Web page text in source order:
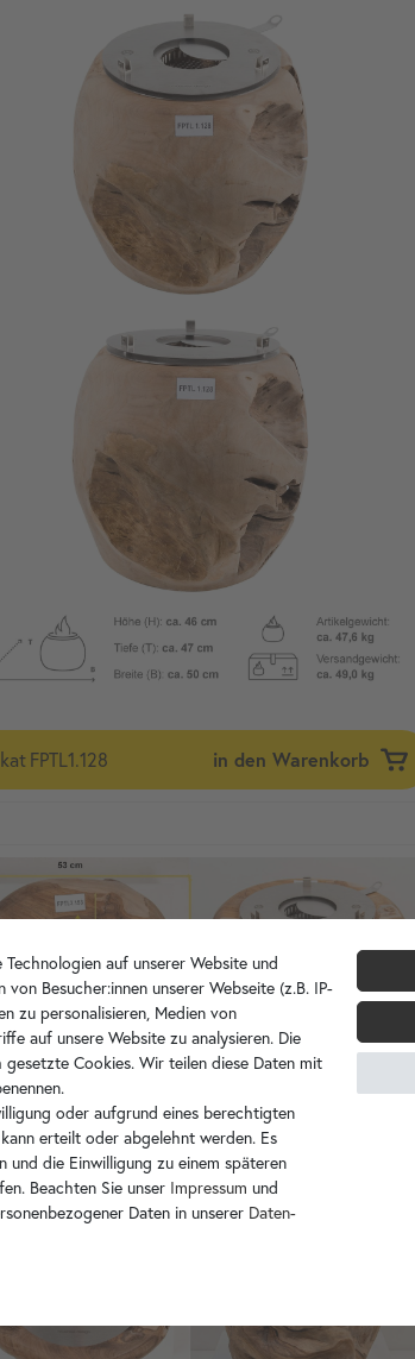
FPTL1.128 in den Warenkorb
auf unserer Website und
Besucher:innen unserer Webseite (z.B. IP-
zu personalisieren, Medien von
auf unsere Website zu analysieren. Die
Cookies. Wir teilen diese Daten mit
oder aufgrund eines berechtigten
erteilt oder abgelehnt werden. Es
die Einwilligung zu einem späteren
Beachten Sie unser Impressum und
Daten in unserer Daten­